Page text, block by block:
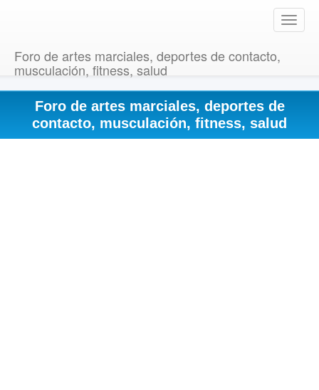
T
o
e
v
Foro de artes marciales, deportes de contacto,
musculación, fitness, salud
Foro de artes marciales, deportes de
contacto, musculación, fitness, salud